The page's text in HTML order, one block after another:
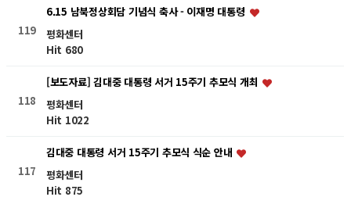
119
6.15 남북정상회담 기념식 축사 - 이재명 대통령
평화센터
Hit 680
118
[보도자료] 김대중 대통령 서거 15주기 추모식 개최
평화센터
Hit 1022
117
김대중 대통령 서거 15주기 추모식 식순 안내
평화센터
Hit 875